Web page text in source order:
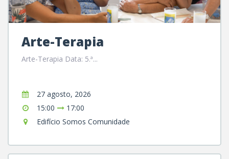
Arte-Terapia
Arte-Terapia Data: 5.ª...
27 agosto, 2026
15:00
17:00
Edifício Somos Comunidade